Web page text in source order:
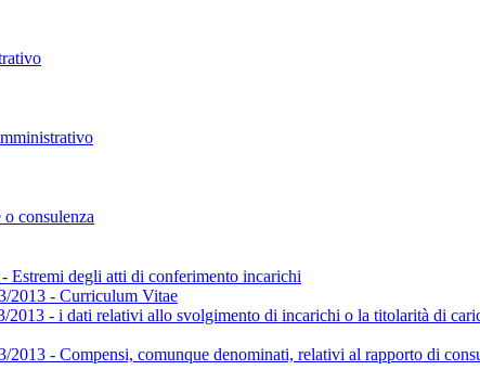
consulenza
Estremi degli atti di conferimento incarichi
2013 - Curriculum Vitae
2013 - i dati relativi allo svolgimento di incarichi o la titolarità di
- Compensi, comunque denominati, relativi al rapporto di